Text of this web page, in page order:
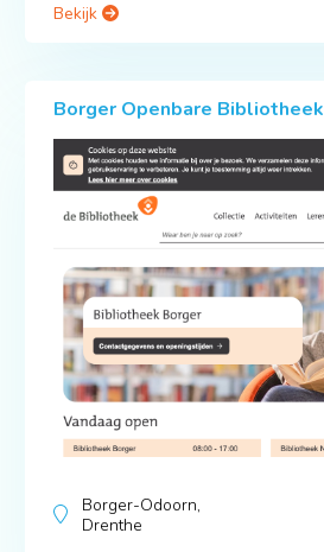
Bekijk
Borger Openbare Bibliotheek
Borger-Odoorn,
Drenthe